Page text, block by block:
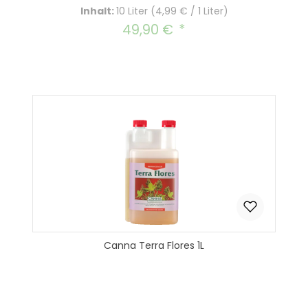
Inhalt:10 Liter (4,99 € / 1 Liter)
Regulärer Preis:
49,90 €
Canna Terra Flores 1L